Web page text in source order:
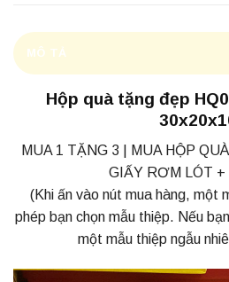
MÔ TẢ
Hộp quà tặng đẹp
MUA 1 TẶNG 3 | MUA HỘP
GIẤY RƠM LÓT +
(Khi ấn vào nút mua hàng, một
phép bạn chọn mẫu thiệp. Nếu
một mẫu thiệp ngẫu